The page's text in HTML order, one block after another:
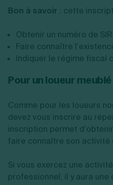
Bon à savoir : cette
Obtenir un numéro de
Faire connaître
Indiquer le régime fiscal
Pour un loueur
Comme pour les loueurs
devez vous inscrire au
inscription permet
faire connaître son activité
Si vous exercez une
professionnel, il y aura